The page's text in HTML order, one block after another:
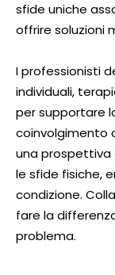
sfide uniche
offrire soluzioni
I professionisti
individuali,
per supportare
coinvolgimento
una
le sfide fisiche,
condizione.
fare la
problema.